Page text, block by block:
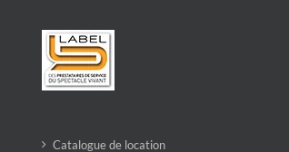
Catalogue de location